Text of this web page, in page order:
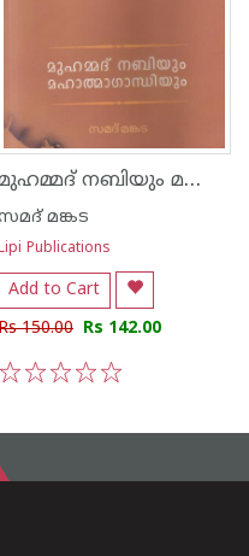
മുഹമ്മദ് നബിയും മഹാത്മാഗാന്ധിയും
മങ്കട
Publications
Add to Cart
150.00 Rs 142.00